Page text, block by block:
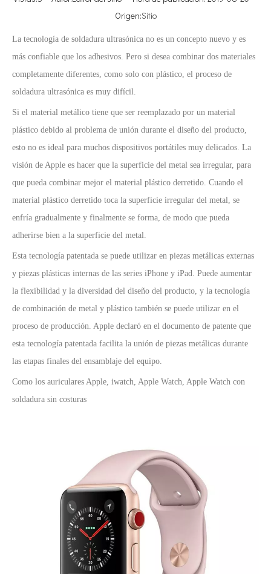
Origen:Sitio
La tecnología de soldadura ultrasónica no es un concepto nuevo y es
más confiable que los adhesivos. Pero si desea combinar dos materiales
completamente diferentes, como solo con plástico, el proceso de
soldadura ultrasónica es muy difícil.
Si el material metálico tiene que ser reemplazado por un material
plástico debido al problema de unión durante el diseño del producto,
esto no es ideal para muchos dispositivos portátiles muy delicados. La
visión de Apple es hacer que la superficie del metal sea irregular, para
que pueda combinar mejor el material plástico derretido. Cuando el
material plástico derretido toca la superficie irregular del metal, se
enfría gradualmente y finalmente se forma, de modo que pueda
adherirse bien a la superficie del metal.
Esta tecnología patentada se puede utilizar en piezas metálicas externas
y piezas plásticas internas de las series iPhone y iPad. Puede aumentar
la flexibilidad y la diversidad del diseño del producto, y la tecnología
de combinación de metal y plástico también se puede utilizar en el
proceso de producción. Apple declaró en el documento de patente que
esta tecnología patentada facilita la unión de piezas metálicas durante
las etapas finales del ensamblaje del equipo.
Como los auriculares Apple, iwatch, Apple Watch, Apple Watch con
soldadura sin costuras